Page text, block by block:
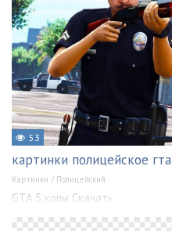
53
картинки полицейское гта
Картинки / Полицейский
GTA 5 копы Скачать